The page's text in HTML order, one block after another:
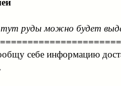
руды можно будет
себе информацию